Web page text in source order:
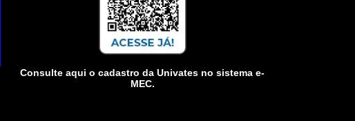
Consulte aqui o cadastro da Univates no sistema e-
MEC.